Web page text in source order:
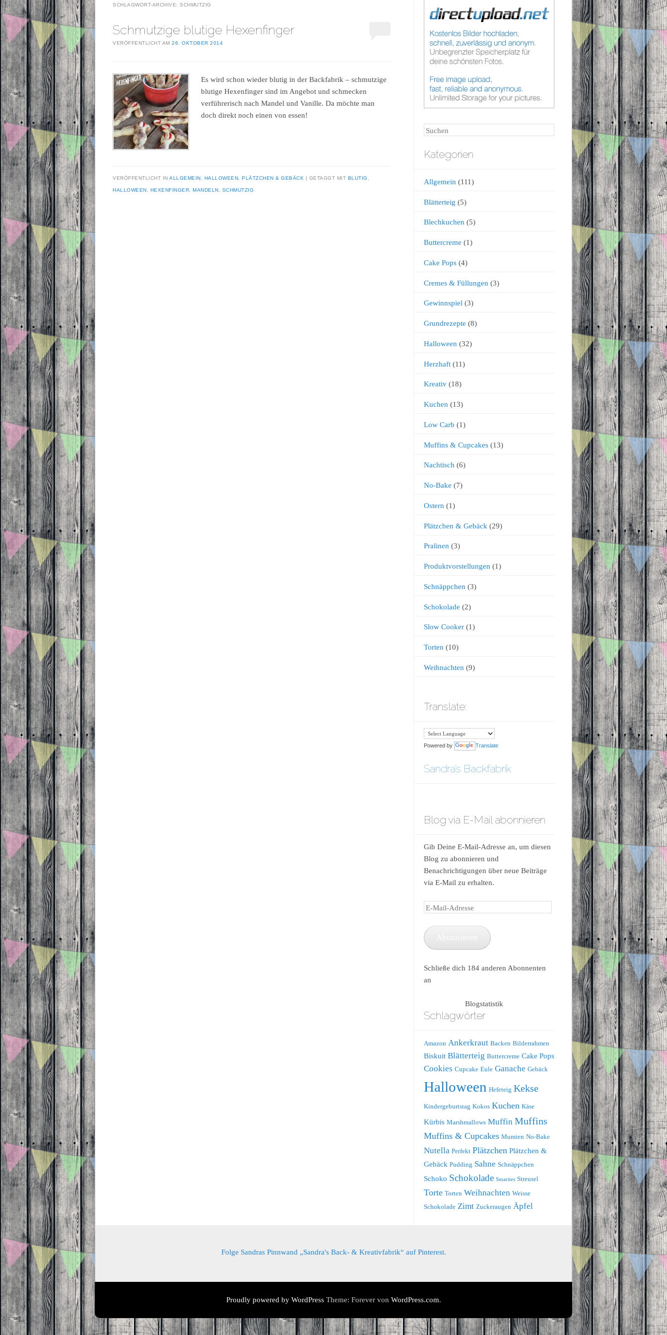
SCHLAGWORT-ARCHIVE: SCHMUTZIG
Schmutzige blutige Hexenfinger
VERÖFFENTLICHT AM 26. OKTOBER 2014
Es wird schon wieder blutig in der Backfabrik – schmutzige
blutige Hexenfinger sind im Angebot und schmecken
verführerisch nach Mandel und Vanille. Da möchte man
doch direkt noch einen von essen!
VERÖFFENTLICHT IN ALLGEMEIN HALLOWEEN PLÄTZCHEN & GEBÄCK GETAGGT MIT BLUTIG
HALLOWEEN HEXENFINGER MANDELN SCHMUTZIG
Suchen
Kategorien
Allgemein (111)
Blätterteig (5)
Blechkuchen (5)
Buttercreme (1)
Cake Pops(4)
Cremes & Füllungen (3)
Gewinnspiel(3)
Grundrezepte (8)
Halloween (32)
Herzhaft(11)
Kreativ(18)
Kuchen (13)
Low Carb (1)
Muffins & Cupcakes(13)
Nachtisch(6)
No-Bake (7)
Ostern (1)
Plätzchen & Gebäck (29)
Pralinen (3)
Produktvorstellungen (1)
Schnäppchen (3)
Schokolade (2)
Slow Cooker(1)
Torten (10)
Weihnachten (9)
Translate:
Powered by Translate
Sandra’s Backfabrik
Blog via E-Mail abonnieren
Gib Deine E-Mail-Adresse an, um diesen
Blog zu abonnieren und
Benachrichtigungen über neue Beiträge
via E-Mail zu erhalten.
E-
Adresse
Schließe dich 184 anderen Abonnenten
an
Blogstatistik
Schlagwörter
Amazon Ankerkraut Backen Bilderrahmen
Biskuit Blätterteig Buttercreme Cake Pops
Cookies Cupcake Eule Ganache Gebäck
Halloween Hefeteig Kekse
Kindergeburtstag Kokos Kuchen Käse
Kürbis Marshmallows Muffin Muffins
Muffins & Cupcakes Mumien No-Bake
Nutella Perfekt Plätzchen Plätzchen &
Gebäck Pudding Sahne Schnäppchen
Schoko Schokolade Smarties Streusel
Torte Torten Weihnachten Weisse
Schokolade Zimt Zuckeraugen Äpfel
Folge Sandras Pinnwand „Sandra's Back- & Kreativfabrik“ auf Pinterest.
Proudly powered by WordPressTheme: Forever von WordPress.com.